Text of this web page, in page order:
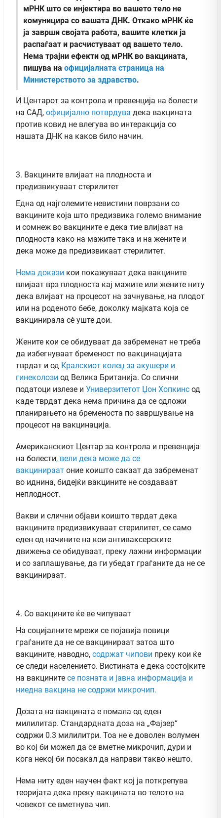
мРНК што се инјектира во вашето тело не
комуницира со вашата ДНК. Откако мРНК ќе
ја заврши својата работа, вашите клетки ја
распаѓаат и расчистуваат од вашето тело.
Нема трајни ефекти од мРНК во вакцината,
пишува на официјалната страница на
Министерството за здравство.
И Центарот за контрола и превенција на болести
на САД, официјално потврдува дека вакцината
против ковид не влегува во интеракција со
нашата ДНК на каков било начин.
3. Вакцините влијаат на плодноста и
предизвикуваат стерилитет
Една од најголемите невистини поврзани со
вакцините која што предизвика големо внимание
и сомнеж во вакцините е дека тие влијаат на
плодноста како на мажите така и на жените и
дека може да предизвикаат стерилитет.
Нема докази кои покажуваат дека вакцините
влијаат врз плодноста кај мажите или жените ниту
дека влијаат на процесот на зачнување, на плодот
или на роденото бебе, доколку мајката која се
вакцинирала сè уште дои.
Жените кои се обидуваат да забременат не треба
да избегнуваат бременост по вакцинацијата
тврдат и од Кралскиот колеџ за акушери и
гинеколози од Велика Британија. Со слични
податоци излезе и Универзитетот Џон Хопкинс од
каде тврдат дека нема причина да се одложи
планирањето на бременоста по завршување на
процесот на вакцинација.
Американскиот Центар за контрола и превенција
на болести, вели дека може да се
вакцинираат оние коишто сакаат да забременат
во иднина, бидејќи вакцините не создаваат
неплодност.
Вакви и слични објави коишто тврдат дека
вакцините предизвикуваат стерилитет, се само
еден од начините на кои антиваксерските
движења се обидуваат, преку лажни информации
и со заплашување, да ги убедат граѓаните да не се
вакцинираат.
4. Со вакцините ќе ве чипуваат
На социјалните мрежи се појавија повици
граѓаните да не се вакцинираат затоа што
вакцините, наводно, содржат чипови преку кои ќе
се следи населението. Вистината е дека состојките
на вакцините се позната и јавна информација и
ниедна вакцина не содржи микрочип.
Дозата на вакцината е помала од еден
милилитар. Стандардната доза на „Фајзер“
содржи 0.3 милилитри. Тоа не е доволен волумен
во кој би можел да се вметне микрочип, дури и
кога некој би посакал да направи такво нешто.
Нема ниту еден научен факт кој ја поткрепува
теоријата дека преку вакцината во телото на
човекот се вметнува чип.